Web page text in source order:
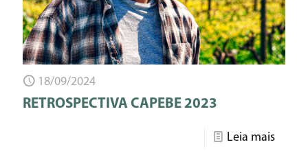
18/09/2024
RETROSPECTIVA CAPEBE 2023
Leia mais